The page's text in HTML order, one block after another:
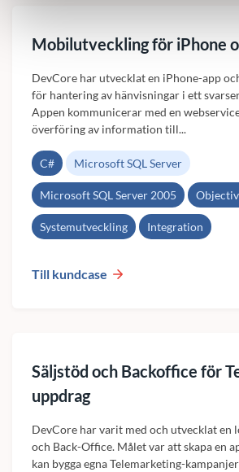
Mobilutveckling för iPhone
DevCore har utvecklat en iPhone-app
för hantering av hänvisningar i ett
Appen kommunicerar med en
överföring av information till...
C# Microsoft SQL Server
Microsoft SQL Server 2005
Systemutveckling Integration
Till kundcase
Säljstöd och Backoffice för
uppdrag
DevCore har varit med och utvecklat en
och Back-Office. Målet var att skapa en
kan bygga egna Telemarketing-